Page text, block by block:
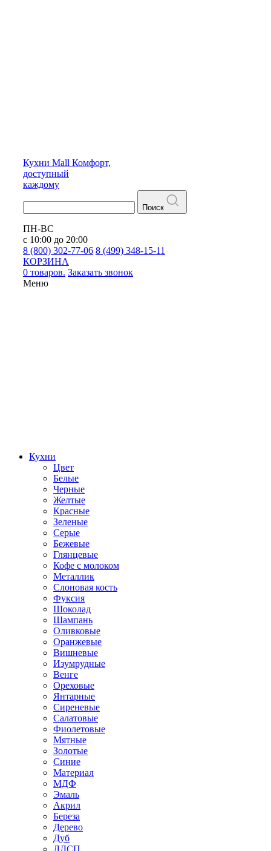
Кухни Mall Комфорт,
доступный
каждому
Поиск
ПН-ВС
с 10:00 до 20:00
8 (800) 302-77-06 8 (499) 348-15-11
КОРЗИНА
0 товаров. Заказать звонок
Меню
Кухни
Цвет
Белые
Черные
Желтые
Красные
Зеленые
Серые
Бежевые
Глянцевые
Кофе с молоком
Металлик
Слоновая кость
Фуксия
Шоколад
Шампань
Оливковые
Оранжевые
Вишневые
Изумрудные
Венге
Ореховые
Янтарные
Сиреневые
Салатовые
Фиолетовые
Мятные
Золотые
Синие
Материал
МДФ
Эмаль
Акрил
Береза
Дерево
Дуб
ЛДСП